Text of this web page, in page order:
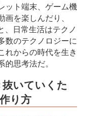
ット端末、ゲーム機
を楽しんだり、
、日常生活はテクノ
数のテクノロジーに
れからの時代を生き
思考法だ。
いていくた
り方